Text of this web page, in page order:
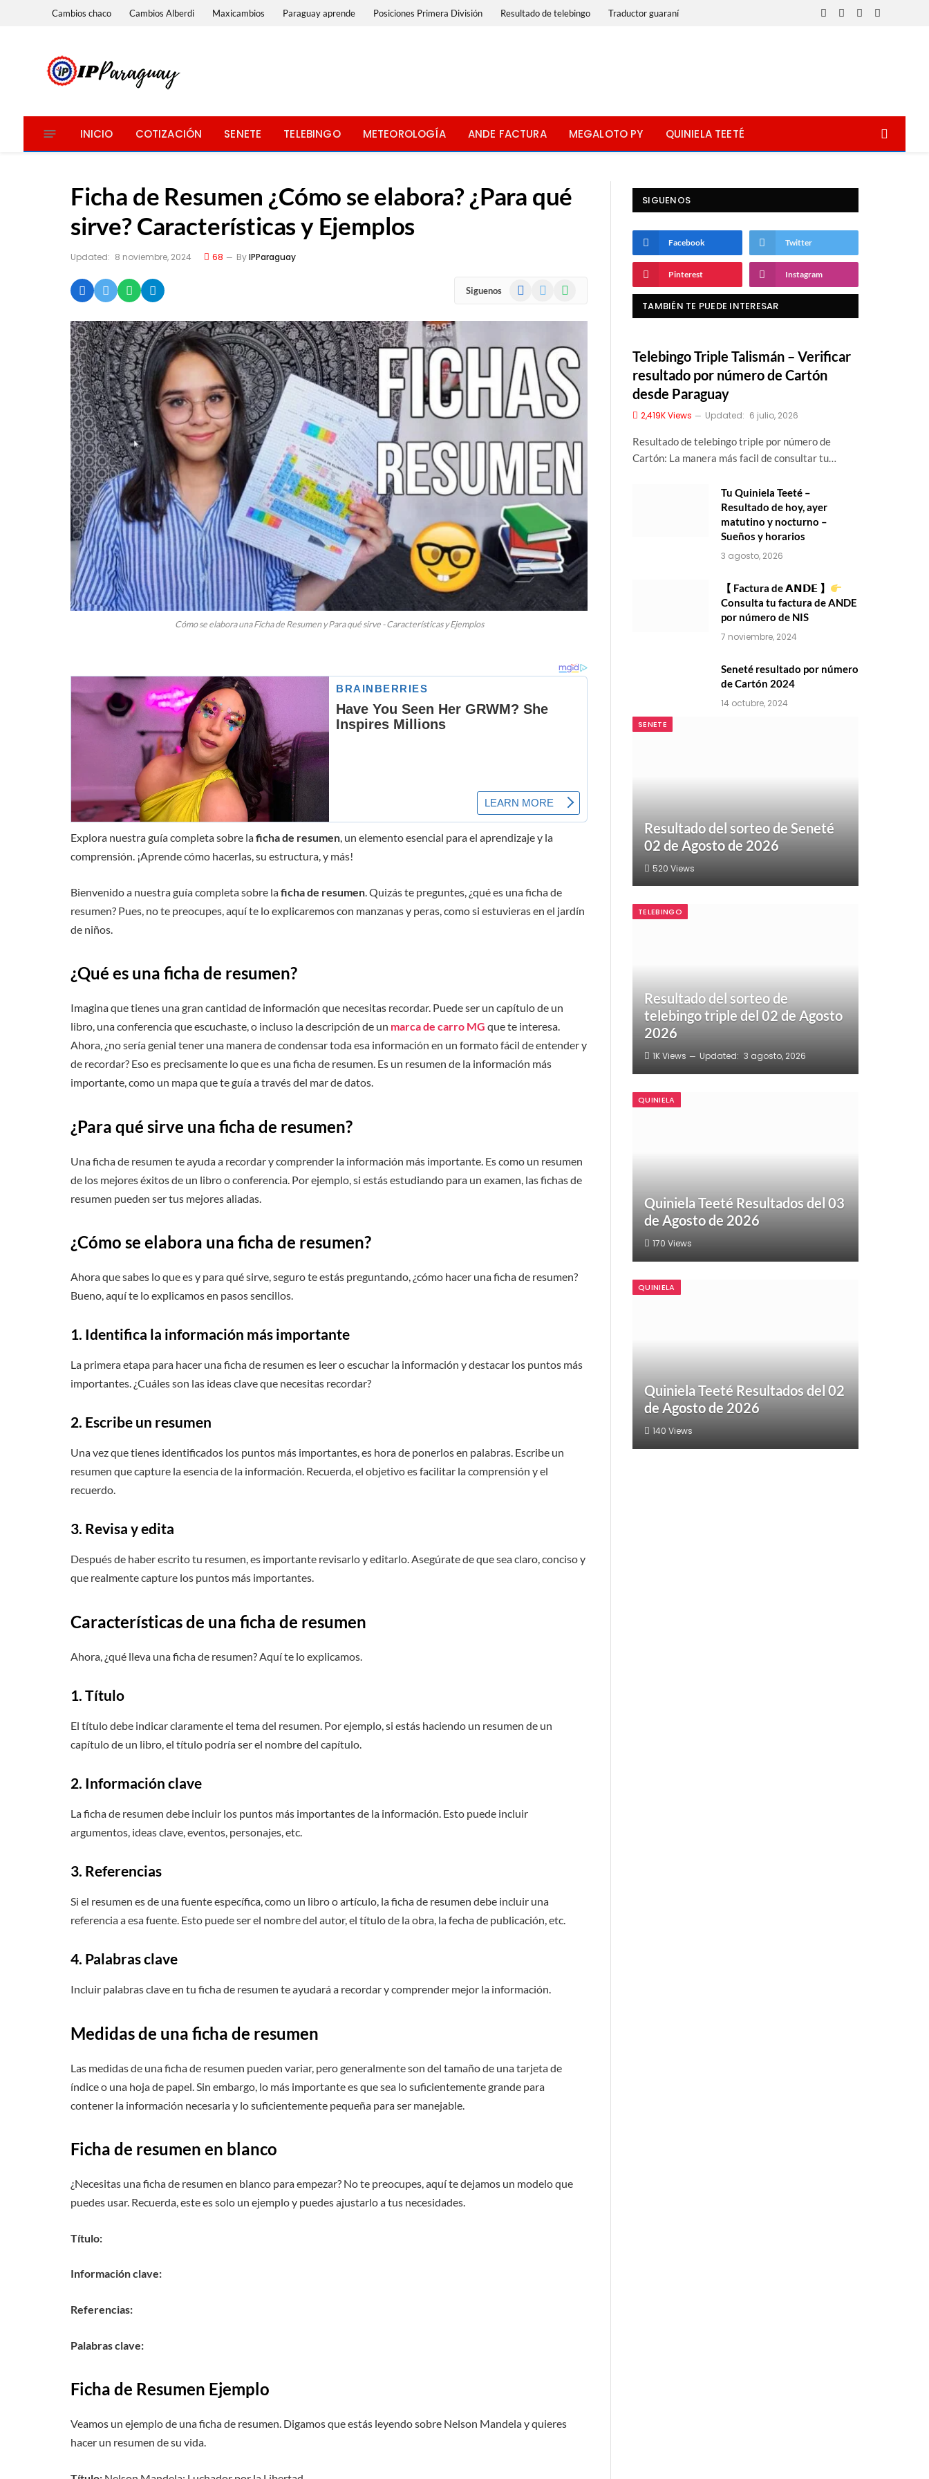
Cambios chaco Cambios Alberdi Maxicambios Paraguay aprende Posiciones Primera División Resultado de telebingo Traductor guaraní
Facebook
X
InstagramWhatsApp
INICIO COTIZACIÓN SENETE TELEBINGO METEOROLOGÍA ANDE FACTURA MEGALOTO PY QUINIELA TEETÉ
Ficha de Resumen ¿Cómo se elabora? ¿Para qué
sirve? Características y Ejemplos
Updated: 8 noviembre, 2024 68 ByIPParaguay
Siguenos Facebook WhatsApp
Cómo se elabora una Ficha de Resumen y Para qué sirve - Características y Ejemplos
Explora nuestra guía completa sobre laficha de resumen, un elemento esencial para el aprendizaje y la
comprensión. ¡Aprende cómo hacerlas, su estructura, y más!
Bienvenido a nuestra guía completa sobre laficha de resumen . Quizás te preguntes, ¿qué es una ficha de
resumen? Pues, no te preocupes, aquí te lo explicaremos con manzanas y peras, como si estuvieras en el jardín
de niños.
¿Qué es una ficha de resumen?
Imagina que tienes una gran cantidad de información que necesitas recordar. Puede ser un capítulo de un
libro, una conferencia que escuchaste, o incluso la descripción de un marca de carro MG que te interesa.
Ahora, ¿no sería genial tener una manera de condensar toda esa información en un formato fácil de entender y
de recordar? Eso es precisamente lo que es una ficha de resumen. Es un resumen de la información más
importante, como un mapa que te guía a través del mar de datos.
¿Para qué sirve una ficha de resumen?
Una ficha de resumen te ayuda a recordar y comprender la información más importante. Es como un resumen
de los mejores éxitos de un libro o conferencia. Por ejemplo, si estás estudiando para un examen, las fichas de
resumen pueden ser tus mejores aliadas.
¿Cómo se elabora una ficha de resumen?
Ahora que sabes lo que es y para qué sirve, seguro te estás preguntando, ¿cómo hacer una ficha de resumen?
Bueno, aquí te lo explicamos en pasos sencillos.
1. Identifica la información más importante
La primera etapa para hacer una ficha de resumen es leer o escuchar la información y destacar los puntos más
importantes. ¿Cuáles son las ideas clave que necesitas recordar?
2. Escribe un resumen
Una vez que tienes identificados los puntos más importantes, es hora de ponerlos en palabras. Escribe un
resumen que capture la esencia de la información. Recuerda, el objetivo es facilitar la comprensión y el
recuerdo.
3. Revisa y edita
Después de haber escrito tu resumen, es importante revisarlo y editarlo. Asegúrate de que sea claro, conciso y
que realmente capture los puntos más importantes.
Características de una ficha de resumen
Ahora, ¿qué lleva una ficha de resumen? Aquí te lo explicamos.
1. Título
El título debe indicar claramente el tema del resumen. Por ejemplo, si estás haciendo un resumen de un
capítulo de un libro, el título podría ser el nombre del capítulo.
2. Información clave
La ficha de resumen debe incluir los puntos más importantes de la información. Esto puede incluir
argumentos, ideas clave, eventos, personajes, etc.
3. Referencias
Si el resumen es de una fuente específica, como un libro o artículo, la ficha de resumen debe incluir una
referencia a esa fuente. Esto puede ser el nombre del autor, el título de la obra, la fecha de publicación, etc.
4. Palabras clave
Incluir palabras clave en tu ficha de resumen te ayudará a recordar y comprender mejor la información.
Medidas de una ficha de resumen
Las medidas de una ficha de resumen pueden variar, pero generalmente son del tamaño de una tarjeta de
índice o una hoja de papel. Sin embargo, lo más importante es que sea lo suficientemente grande para
contener la información necesaria y lo suficientemente pequeña para ser manejable.
Ficha de resumen en blanco
¿Necesitas una ficha de resumen en blanco para empezar? No te preocupes, aquí te dejamos un modelo que
puedes usar. Recuerda, este es solo un ejemplo y puedes ajustarlo a tus necesidades.
Título:
Información clave:
Referencias:
Palabras clave:
Ficha de Resumen Ejemplo
Veamos un ejemplo de una ficha de resumen. Digamos que estás leyendo sobre Nelson Mandela y quieres
hacer un resumen de su vida.
SIGUENOS
Facebook Twitter
Pinterest Instagram
TAMBIÉN TE PUEDE INTERESAR
Telebingo Triple Talismán – Verificar
resultado por número de Cartón
desde Paraguay
2,419KViews Updated: 6 julio, 2026
Resultado de telebingo triple por número de
Cartón: La manera más facil de consultar tu…
Tu Quiniela Teeté –
Resultado de hoy, ayer
matutino y nocturno –
Sueños y horarios
3 agosto, 2026
【 Factura de 𝗔𝗡𝗗𝗘 】
Consulta tu factura de ANDE
por número de NIS
7 noviembre, 2024
Seneté resultado por número
de Cartón 2024
14 octubre, 2024
SENETE
Resultado del sorteo de Seneté
02 de Agosto de 2026
520 Views
TELEBINGO
Resultado del sorteo de
telebingo triple del 02 de Agosto
2026
1KViews Updated: 3 agosto, 2026
QUINIELA
Quiniela Teeté Resultados del 03
de Agosto de 2026
170 Views
QUINIELA
Quiniela Teeté Resultados del 02
de Agosto de 2026
140 Views